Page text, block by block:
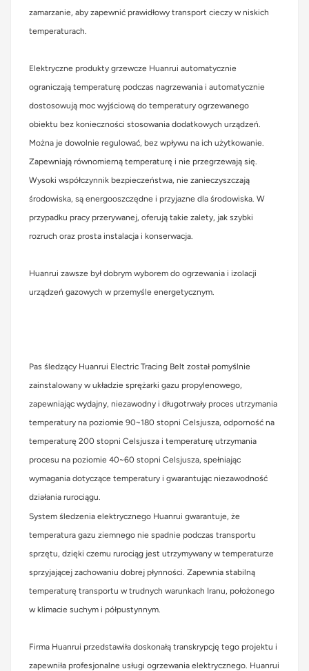
zamarzanie, aby zapewnić prawidłowy transport cieczy w niskich
temperaturach.
Elektryczne produkty grzewcze Huanrui automatycznie
ograniczają temperaturę podczas nagrzewania i automatycznie
dostosowują moc wyjściową do temperatury ogrzewanego
obiektu bez konieczności stosowania dodatkowych urządzeń.
Można je dowolnie regulować, bez wpływu na ich użytkowanie.
Zapewniają równomierną temperaturę i nie przegrzewają się.
Wysoki współczynnik bezpieczeństwa, nie zanieczyszczają
środowiska, są energooszczędne i przyjazne dla środowiska. W
przypadku pracy przerywanej, oferują takie zalety, jak szybki
rozruch oraz prosta instalacja i konserwacja.
Huanrui zawsze był dobrym wyborem do ogrzewania i izolacji
urządzeń gazowych w przemyśle energetycznym.
Pas śledzący Huanrui Electric Tracing Belt został pomyślnie
zainstalowany w układzie sprężarki gazu propylenowego,
zapewniając wydajny, niezawodny i długotrwały proces utrzymania
temperatury na poziomie 90~180 stopni Celsjusza, odporność na
temperaturę 200 stopni Celsjusza i temperaturę utrzymania
procesu na poziomie 40~60 stopni Celsjusza, spełniając
wymagania dotyczące temperatury i gwarantując niezawodność
działania rurociągu.
System śledzenia elektrycznego Huanrui gwarantuje, że
temperatura gazu ziemnego nie spadnie podczas transportu
sprzętu, dzięki czemu rurociąg jest utrzymywany w temperaturze
sprzyjającej zachowaniu dobrej płynności. Zapewnia stabilną
temperaturę transportu w trudnych warunkach Iranu, położonego
w klimacie suchym i półpustynnym.
Firma Huanrui przedstawiła doskonałą transkrypcję tego projektu i
zapewniła profesjonalne usługi ogrzewania elektrycznego. Huanrui